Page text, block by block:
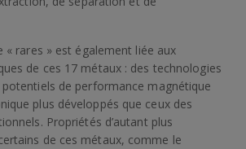
« rares » est également liée aux
de ces 17 métaux : des technologies
de performance magnétique
plus développés que ceux des
Propriétés d’autant plus
de ces métaux, comme le